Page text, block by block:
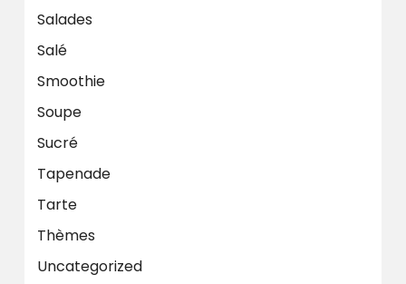
Salades
Salé
Smoothie
Soupe
Sucré
Tapenade
Tarte
Thèmes
Uncategorized